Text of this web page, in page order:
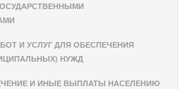
И УСЛУГ ДЛЯ ОБЕСПЕЧЕНИЯ
НУЖД
И ИНЫЕ ВЫПЛАТЫ НАСЕЛЕНИЮ